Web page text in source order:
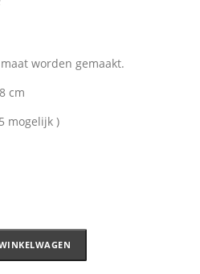
worden gemaakt.
cm
mogelijk )